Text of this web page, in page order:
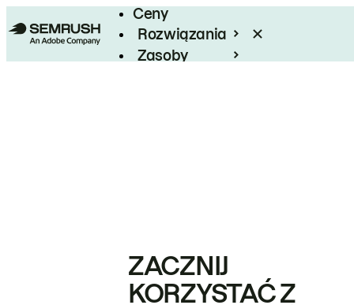
Ceny
Rozwiązania
Zasoby
ZACZNIJ
KORZYSTAĆ Z